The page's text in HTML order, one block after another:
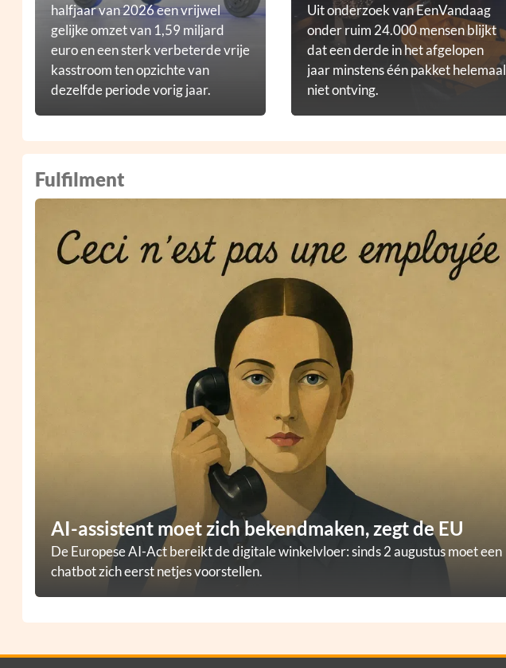
halfjaar van 2026 een vrijwel
gelijke omzet van 1,59 miljard
euro en een sterk verbeterde vrije
kasstroom ten opzichte van
dezelfde periode vorig jaar.
Uit onderzoek van EenVandaag
onder ruim 24.000 mensen blijkt
dat een derde in het afgelopen
jaar minstens één pakket helemaal
niet ontving.
Fulfilment
AI-assistent moet zich bekendmaken, zegt de EU
De Europese AI-Act bereikt de digitale winkelvloer: sinds 2 augustus moet een
chatbot zich eerst netjes voorstellen.